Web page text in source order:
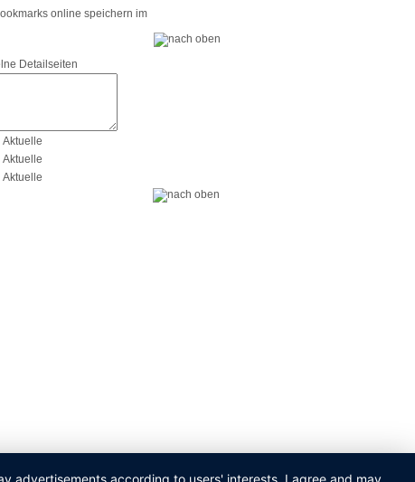
online speichern im
Detailseiten
advertisements according to users' interests. I agree and may